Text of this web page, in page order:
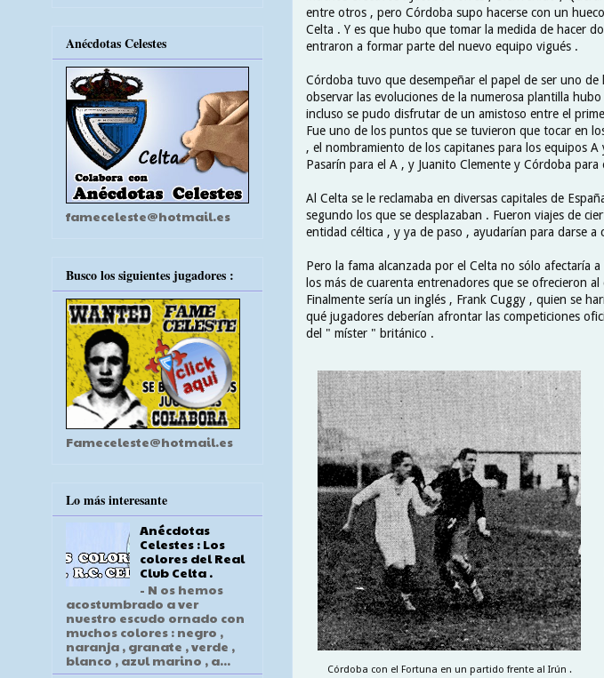
entre otros , pero Córdoba supo hacerse con un
Celta . Y es que hubo que tomar la medida de hacer
entraron a formar parte del nuevo equipo vigués .
Córdoba tuvo que desempeñar el papel de ser uno
observar las evoluciones de la numerosa plantilla
incluso se pudo disfrutar de un amistoso entre el
Fue uno de los puntos que se tuvieron que tocar en
, el nombramiento de los capitanes para los equipos
Pasarín para el A , y Juanito Clemente y Córdoba para
Al Celta se le reclamaba en diversas capitales de
segundo los que se desplazaban . Fueron viajes de
entidad céltica , y ya de paso , ayudarían para darse
Pero la fama alcanzada por el Celta no sólo afectaría
los más de cuarenta entrenadores que se ofrecieron
Finalmente sería un inglés , Frank Cuggy , quien se
qué jugadores deberían afrontar las competiciones
del " míster " británico .
Córdoba con el Fortuna en un partido frente al Irún .
Anécdotas Celestes
fameceleste@hotmail.es
Busco los siguientes jugadores :
Fameceleste@hotmail.es
Lo más interesante
Anécdotas
Celestes : Los
colores del Real
Club Celta .
- N os hemos
acostumbrado a ver
nuestro escudo ornado con
muchos colores : negro ,
naranja , granate , verde ,
blanco , azul marino , a...